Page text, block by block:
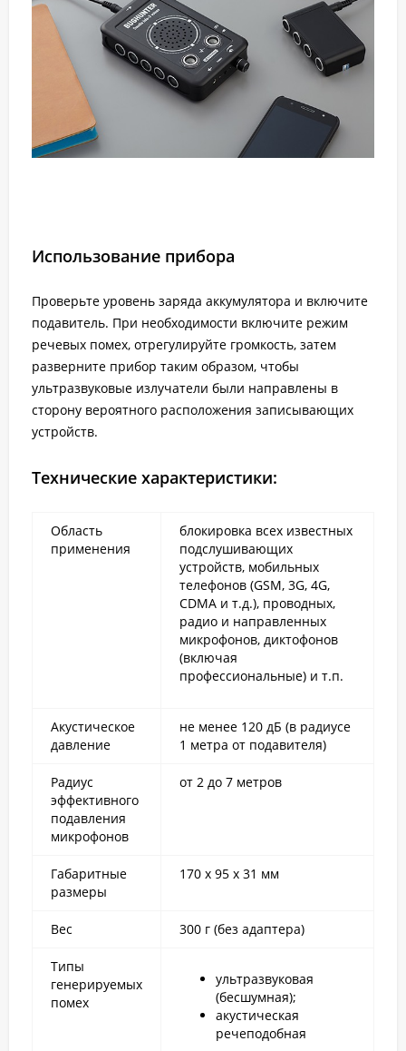
Использование прибора
Проверьте уровень заряда аккумулятора и включите
подавитель. При необходимости включите режим
речевых помех, отрегулируйте громкость, затем
разверните прибор таким образом, чтобы
ультразвуковые излучатели были направлены в
сторону вероятного расположения записывающих
устройств.
Технические характеристики:
Область
применения
блокировка всех известных
подслушивающих
устройств, мобильных
телефонов (GSM, 3G, 4G,
CDMA и т.д.), проводных,
радио и направленных
микрофонов, диктофонов
(включая
профессиональные) и т.п.
Акустическое
давление
не менее 120 дБ (в радиусе
1 метра от подавителя)
Радиус
эффективного
подавления
микрофонов
от 2 до 7 метров
Габаритные
размеры
170 х 95 х 31 мм
Вес 300 г (без адаптера)
Типы
генерируемых
помех
ультразвуковая
(бесшумная);
акустическая
речеподобная